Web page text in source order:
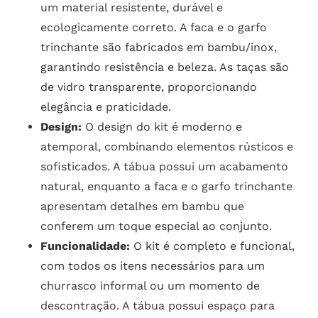
um material resistente, durável e
ecologicamente correto. A faca e o garfo
trinchante são fabricados em bambu/inox,
garantindo resistência e beleza. As taças são
de vidro transparente, proporcionando
elegância e praticidade.
Design: O design do kit é moderno e
atemporal, combinando elementos rústicos e
sofisticados. A tábua possui um acabamento
natural, enquanto a faca e o garfo trinchante
apresentam detalhes em bambu que
conferem um toque especial ao conjunto.
Funcionalidade: O kit é completo e funcional,
com todos os itens necessários para um
churrasco informal ou um momento de
descontração. A tábua possui espaço para